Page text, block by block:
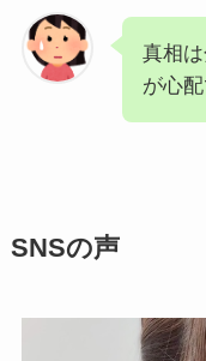
真相
が心
SNSの声